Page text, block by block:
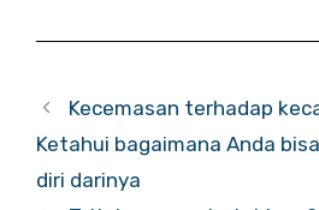
Kecemasan terhadap
Ketahui bagaimana Anda
diri darinya